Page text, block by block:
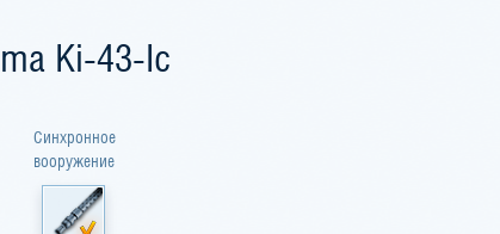
Ki-43-Ic
Синхронное
вооружение